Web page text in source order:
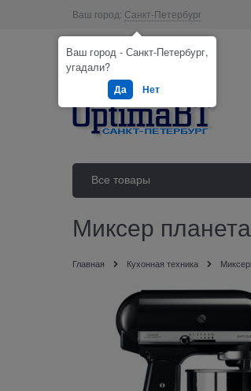
Ваш город: Санкт-Петербург
Все товары
Миксер
Главная Кухонная техника
Ваш город - Санкт-Петербург,
угадали?
Да Нет